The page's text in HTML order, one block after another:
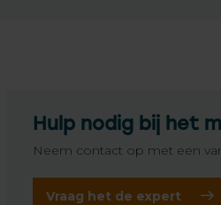
Hulp nodig bij het
Neem contact op met een
Vraag het de expert